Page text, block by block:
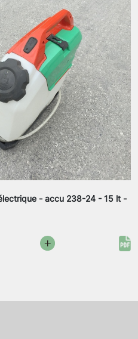
- accu 238-24 - 15 lt -